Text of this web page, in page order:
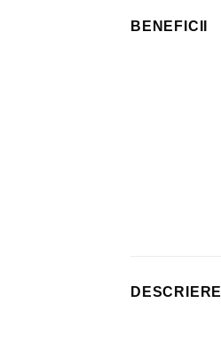
BENEFICII
DESCRIERE